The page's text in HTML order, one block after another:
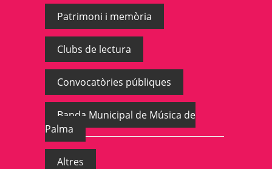
Patrimoni i memòria
Clubs de lectura
Convocatòries públiques
Banda Municipal de Música de
Palma
Altres